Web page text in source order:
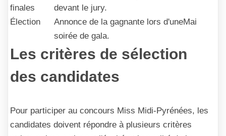
finales
devant le jury.
Élection
Annonce de la gagnante lors d'une
soirée de gala.
Mai
Les critères de sélection
des candidates
Pour participer au concours Miss Midi-Pyrénées, les
candidates doivent répondre à plusieurs critères